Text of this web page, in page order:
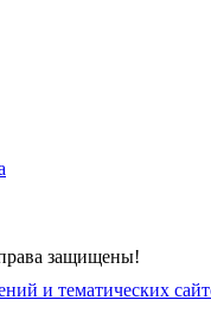
защищены!